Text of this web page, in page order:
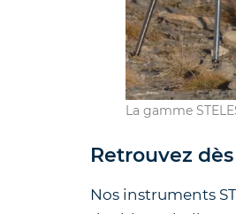
La gamme
Retrouvez
Nos instruments